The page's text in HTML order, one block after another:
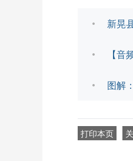
新晃
【
图解
打印本页